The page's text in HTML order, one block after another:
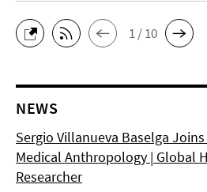
1 / 10
NEWS
Sergio Villanueva Baselga
Medical Anthropology | Global
Researcher